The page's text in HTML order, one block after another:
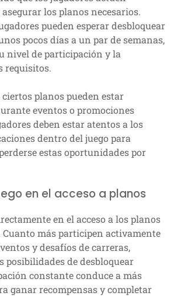
los planos necesarios.
pueden esperar desbloquear
pocos días a un par de semanas,
nivel de participación y la
requisitos.
planos pueden estar
eventos o promociones
deben estar atentos a los
dentro del juego para
estas oportunidades por
en el acceso a planos
en el acceso a los planos
Cuanto más participen activamente
y desafíos de carreras,
posibilidades de desbloquear
constante conduce a más
ganar recompensas y completar